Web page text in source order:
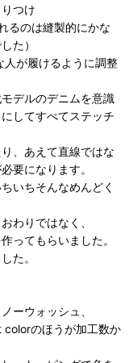
つけ
るのは縫製的にかな
た）
が履けるように調整
デルのデニムを意識
してすべてステッチ
、あえて直線ではな
要になります。
いちそんなめんどく
わりではなく、
ってもらいました。
た。
ーウォッシュ、
colorのほうが加工数か